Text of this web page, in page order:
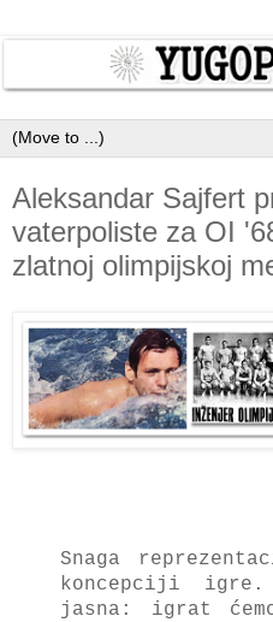
Aleksandar Sajfert
vaterpoliste za OI
zlatnoj olimpijskoj
Snaga
koncepciji
jasna: igrat